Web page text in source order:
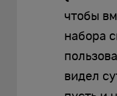
чтобы
набора
видел